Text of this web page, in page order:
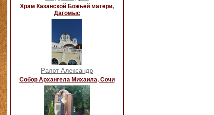
Храм Казанской Божьей матери,
Дагомыс
Ралот Александр
Собор Архангела Михаила, Сочи